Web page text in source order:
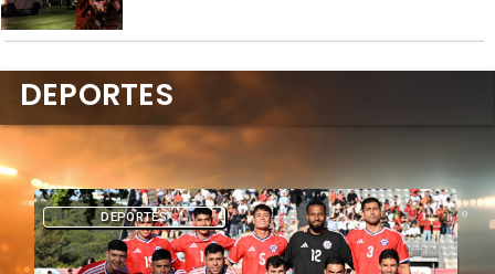
DEPORTES
DEPORTES